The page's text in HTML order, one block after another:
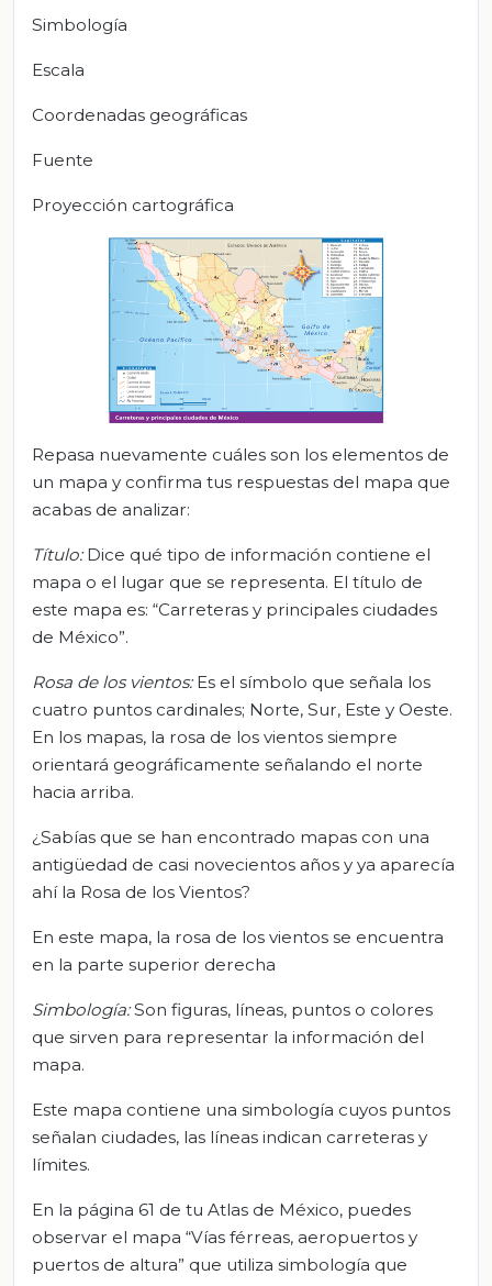
Simbología
Escala
Coordenadas geográficas
Fuente
Proyección cartográfica
Repasa nuevamente cuáles son los elementos de
un mapa y confirma tus respuestas del mapa que
acabas de analizar:
Título:Dice qué tipo de información contiene el
mapa o el lugar que se representa. El título de
este mapa es: “Carreteras y principales ciudades
de México”.
Rosa de los vientos:Es el símbolo que señala los
cuatro puntos cardinales; Norte, Sur, Este y Oeste.
En los mapas, la rosa de los vientos siempre
orientará geográficamente señalando el norte
hacia arriba.
¿Sabías que se han encontrado mapas con una
antigüedad de casi novecientos años y ya aparecía
ahí la Rosa de los Vientos?
En este mapa, la rosa de los vientos se encuentra
en la parte superior derecha
Simbología:Son figuras, líneas, puntos o colores
que sirven para representar la información del
mapa.
Este mapa contiene una simbología cuyos puntos
señalan ciudades, las líneas indican carreteras y
límites.
En la página 61 de tu Atlas de México, puedes
observar el mapa “Vías férreas, aeropuertos y
puertos de altura” que utiliza simbología que